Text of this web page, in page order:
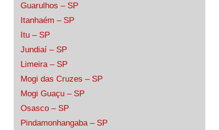
Guarulhos – SP
Itanhaém – SP
Itu – SP
Jundiaí – SP
Limeira – SP
Mogi das Cruzes – SP
Mogi Guaçu – SP
Osasco – SP
Pindamonhangaba – SP